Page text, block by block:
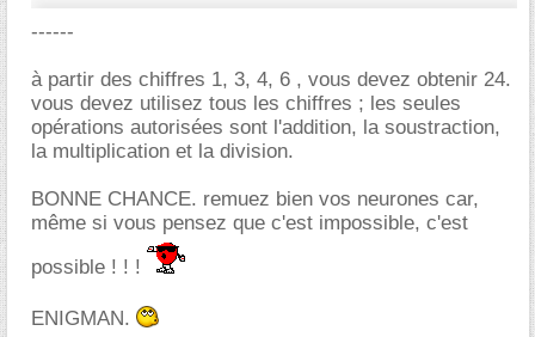
------
à partir des chiffres 1, 3, 4, 6 , vous devez obtenir 24.
vous devez utilisez tous les chiffres ; les seules
opérations autorisées sont l'addition, la soustraction,
la multiplication et la division.
BONNE CHANCE. remuez bien vos neurones car,
même si vous pensez que c'est impossible, c'est
possible ! ! !
ENIGMAN.